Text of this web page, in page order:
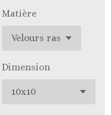
Matière
Dimension